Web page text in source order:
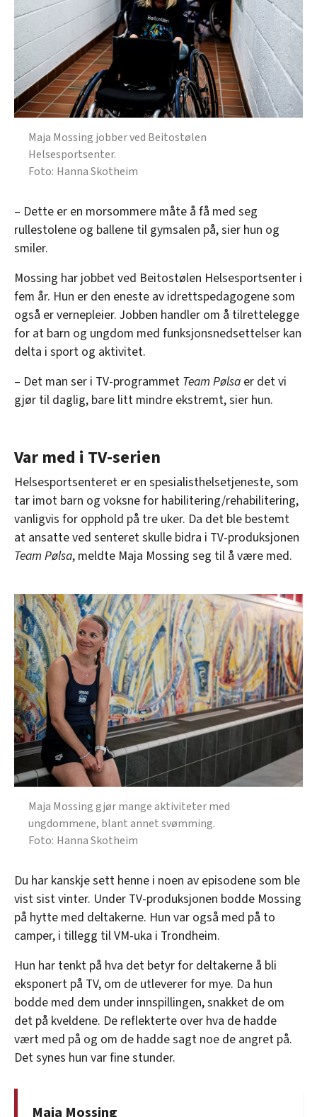
Maja Mossing jobber ved Beitostølen
Helsesportsenter.
Hanna Skotheim
– Dette er en morsommere måte å få med seg
rullestolene og ballene til gymsalen på, sier hun og
smiler.
Mossing har jobbet ved Beitostølen Helsesportsenter i
fem år. Hun er den eneste av idrettspedagogene som
også er vernepleier. Jobben handler om å tilrettelegge
for at barn og ungdom med funksjonsnedsettelser kan
delta i sport og aktivitet.
– Det man ser i TV-programmet Team Pølsa er det vi
gjør til daglig, bare litt mindre ekstremt, sier hun.
Var med i TV-serien
Helsesportsenteret er en spesialisthelsetjeneste, som
tar imot barn og voksne for habilitering/rehabilitering,
vanligvis for opphold på tre uker. Da det ble bestemt
at ansatte ved senteret skulle bidra i TV-produksjonen
Team Pølsa, meldte Maja Mossing seg til å være med.
Maja Mossing gjør mange aktiviteter med
ungdommene, blant annet svømming.
Hanna Skotheim
Du har kanskje sett henne i noen av episodene som ble
vist sist vinter. Under TV-produksjonen bodde Mossing
på hytte med deltakerne. Hun var også med på to
camper, i tillegg til VM-uka i Trondheim.
Hun har tenkt på hva det betyr for deltakerne å bli
eksponert på TV, om de utleverer for mye. Da hun
bodde med dem under innspillingen, snakket de om
det på kveldene. De reflekterte over hva de hadde
vært med på og om de hadde sagt noe de angret på.
Det synes hun var fine stunder.